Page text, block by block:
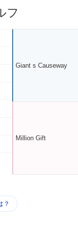
フ
Giant s Causeway
Million Gift
？